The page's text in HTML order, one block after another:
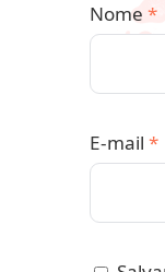
Nome *
E-mail *